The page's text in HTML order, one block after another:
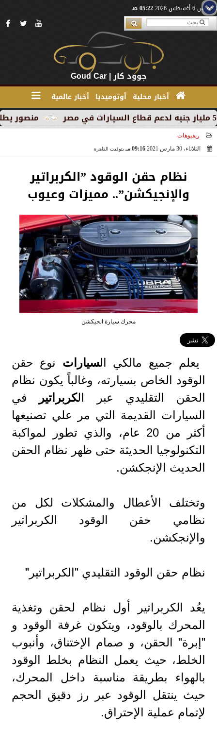
الخميس 6 أغسطس 2026 05:22 صـ
جوود كار | Goud Car
أخبار محلية أوتوميديا أخبار عالمية
منصور يطلق MG RX9 PHEV الجديدة كليًا في السوق المصري كأول سيارة Plug-in Hybrid من العلامة
ريفيوهات
الثلاثاء، 30 مارس 2021
09:16 مـ بتوقيت القاهرة
نظام حقن الوقود ”الكربراتير
والإنجيكشن”.. مميزات وعيوب
محرك سيارة انجيكشن
يعلم جميع مالكي السيارات نوع حقن
الوقود الخاص بسيارته، وغالباً يكون نظام
الحقن التقليدي عبر الكربراتير
في
السيارات القديمة التي مر علي تصنيعها
أكثر من 20 عام، والذي تطور لمواكبة
التكنولوجيا الحديثة حتى ظهر نظام الحقن
الحديث الإنجكشن.
وتختلف الأعطال والمشكلات لكل من
نظامي حقن الوقود الكربراتير
والإنجكشن.
نظام حقن الوقود التقليدي ”الكربراتير”
يعُد الكربراتير أول نظام لحقن وتغذية
المحرك بالوقود، ويتكون غرفة الوقود و
”إبرة” الحقن، و صمام الإختناق، وأنبوب
الخلط، حيث يعمل النظام بخلط الوقود
بالهواء بطريقة مناسبة داخل المحرك،
حيث ينتقل الوقود عبر رز دقيق الحجم
لإتمام عملية الإحتراق.